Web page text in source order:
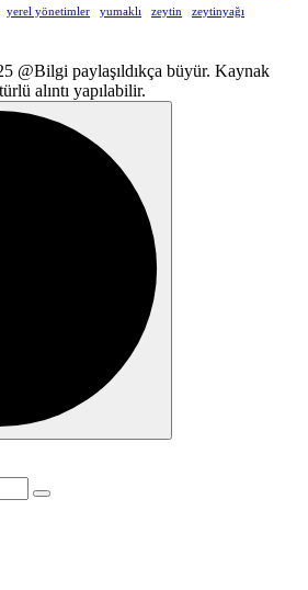
yerel yönetimler yumaklı zeytin zeytinyağı
@Bilgi paylaşıldıkça büyür. Kaynak
alıntı yapılabilir.